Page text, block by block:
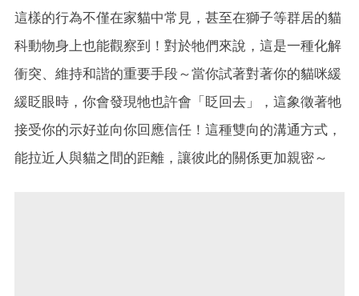
這樣的行為不僅在家貓中常見，甚至在獅子等群居的貓
科動物身上也能觀察到！對於牠們來說，這是一種化解
衝突、維持和諧的重要手段～當你試著對著你的貓咪緩
緩眨眼時，你會發現牠也許會「眨回去」，這象徵著牠
接受你的示好並向你回應信任！這種雙向的溝通方式，
能拉近人與貓之間的距離，讓彼此的關係更加親密～